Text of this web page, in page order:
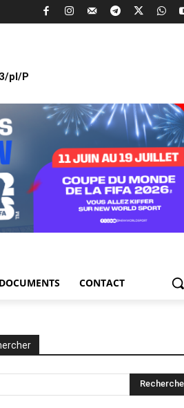
pl/P
DOCUMENTS CONTACT